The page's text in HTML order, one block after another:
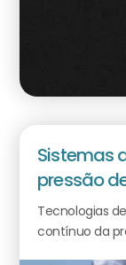
Sistemas
pressão
Tecnologias
contínuo da